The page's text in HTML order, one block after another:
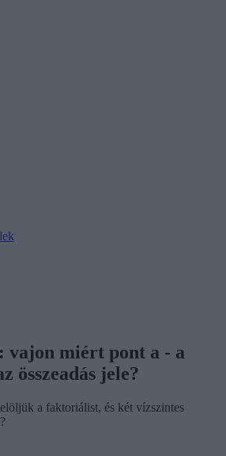
vajon miért pont a - a
összeadás jele?
a faktoriálist, és két vízszintes